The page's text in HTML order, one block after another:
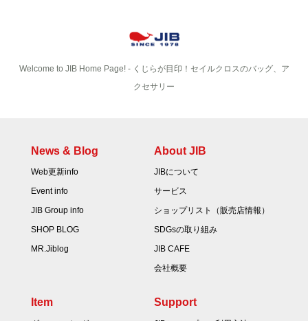
Welcome to JIB Home Page! ‐ くじらが目印！セイルクロスのバッグ、ア
クセサリー
News & Blog
Web更新info
Event info
JIB Group info
SHOP BLOG
MR.Jiblog
About JIB
JIBについて
サービス
ショップリスト（販売店情報）
SDGsの取り組み
JIB CAFE
会社概要
Item Support